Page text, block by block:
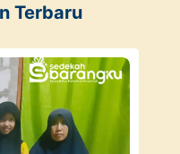
Terbaru